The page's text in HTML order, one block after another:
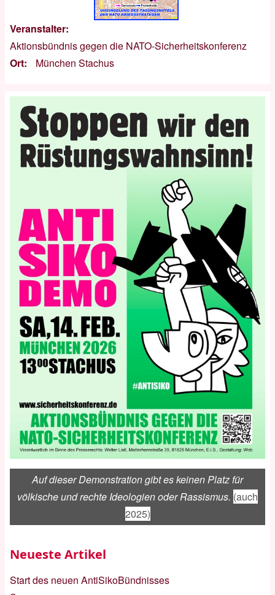
Veranstalter
Aktionsbündnis gegen die NATO-Sicherheitskonferenz
Ort
München Stachus
Auf dieser Demonstration gibt es keinen Platz für
völkische und rechte Ideologien oder Rassismus. (auch
2025)
Neueste Artikel
Start des neuen AntiSikoBündnisses